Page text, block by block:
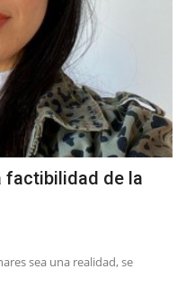
factibilidad de la
sea una realidad, se